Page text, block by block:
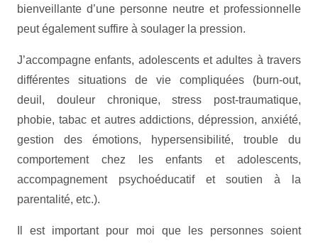
bienveillante d’une personne neutre et professionnelle
peut également suffire à soulager la pression.
J’accompagne enfants, adolescents et adultes à travers
différentes situations de vie compliquées (burn-out,
deuil, douleur chronique, stress post-traumatique,
phobie, tabac et autres addictions, dépression, anxiété,
gestion des émotions, hypersensibilité, trouble du
comportement chez les enfants et adolescents,
accompagnement psychoéducatif et soutien à la
parentalité, etc.).
Il est important pour moi que les personnes soient